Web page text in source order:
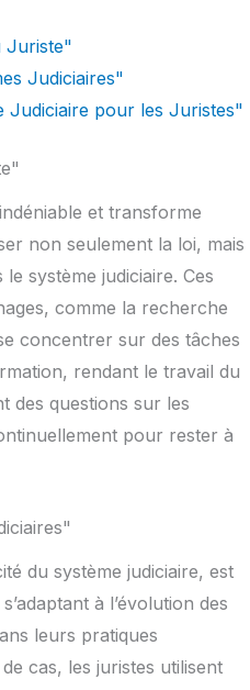
Juriste"
Judiciaires"
Judiciaire pour les Juristes"
et transforme
non seulement la loi, mais
système judiciaire. Ces
comme la recherche
concentrer sur des tâches
rendant le travail du
des questions sur les
pour rester à
du système judiciaire, est
à l’évolution des
leurs pratiques
cas, les juristes utilisent